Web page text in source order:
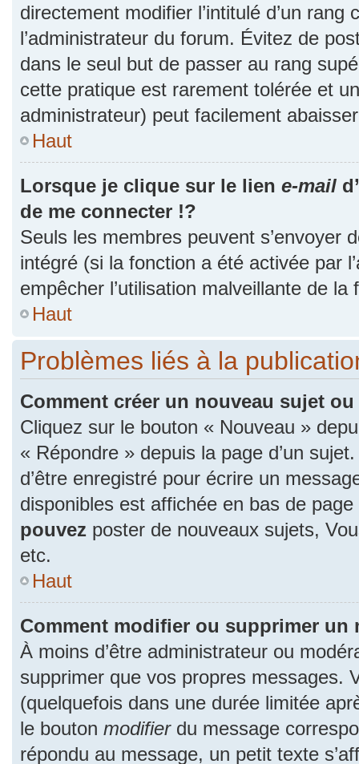
directement modifier l’intitulé d’un
l’administrateur du forum. Évitez de
dans le seul but de passer au rang
cette pratique est rarement tolérée et
administrateur) peut facilement
Haut
Lorsque je clique sur le lien e-mail
de me connecter !?
Seuls les membres peuvent s’envoyer
intégré (si la fonction a été activée par
empêcher l’utilisation malveillante de
Haut
Problèmes liés à la
Comment créer un nouveau sujet
Cliquez sur le bouton « Nouveau »
« Répondre » depuis la page d’un
d’être enregistré pour écrire un
disponibles est affichée en bas de
pouvez poster de nouveaux sujets,
etc.
Haut
Comment modifier ou supprimer un
À moins d’être administrateur ou
supprimer que vos propres messages.
(quelquefois dans une durée limitée
le bouton modifierdu message
répondu au message, un petit texte